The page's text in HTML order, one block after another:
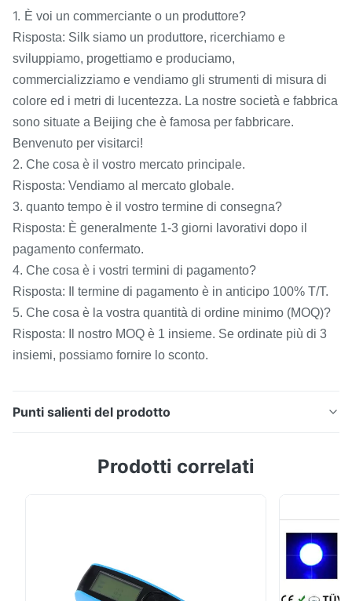
1. È voi un commerciante o un produttore?
Risposta: Silk siamo un produttore, ricerchiamo e
sviluppiamo, progettiamo e produciamo,
commercializziamo e vendiamo gli strumenti di misura di
colore ed i metri di lucentezza. La nostre società e fabbrica
sono situate a Beijing che è famosa per fabbricare.
Benvenuto per visitarci!
2. Che cosa è il vostro mercato principale.
Risposta: Vendiamo al mercato globale.
3. quanto tempo è il vostro termine di consegna?
Risposta: È generalmente 1-3 giorni lavorativi dopo il
pagamento confermato.
4. Che cosa è i vostri termini di pagamento?
Risposta: Il termine di pagamento è in anticipo 100% T/T.
5. Che cosa è la vostra quantità di ordine minimo (MOQ)?
Risposta: Il nostro MOQ è 1 insieme. Se ordinate più di 3
insiemi, possiamo fornire lo sconto.
Punti salienti del prodotto
del LABORATORIO del CIE del wiith del tester NR100
osservazione/illuminarsi 8/d (angolo 8°illumination...
Prodotti correlati